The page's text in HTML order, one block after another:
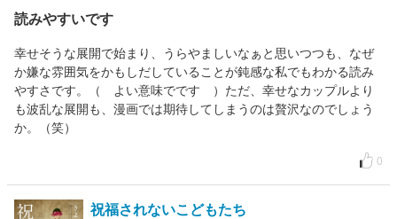
読みやすいです
幸せそうな展開で始まり、うらやましいなぁと思いつつも、なぜ
か嫌な雰囲気をかもしだしていることが鈍感な私でもわかる読み
やすさです。（ よい意味でです ）ただ、幸せなカップルより
も波乱な展開も、漫画では期待してしまうのは贅沢なのでしょう
か。（笑）
0
祝福されないこどもたち